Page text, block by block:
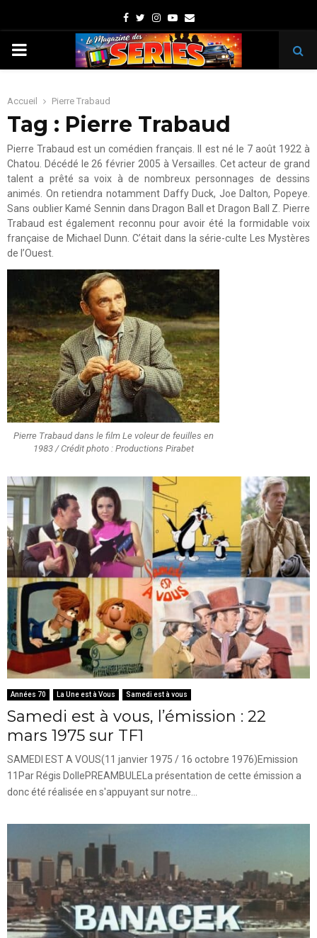
Facebook
TwitterInstagram
Youtube
Email
PRIMARY
Accueil Pierre Trabaud
Tag : Pierre Trabaud
Pierre Trabaud est un comédien français. Il est né le 7 août 1922 à
Chatou. Décédé le 26 février 2005 à Versailles. Cet acteur de grand
talent a prêté sa voix à de nombreux personnages de dessins
animés. On retiendra notamment Daffy Duck, Joe Dalton, Popeye.
Sans oublier Kamé Sennin dans Dragon Ball et Dragon Ball Z. Pierre
Trabaud est également reconnu pour avoir été la formidable voix
française de Michael Dunn. C’était dans la série-culte Les Mystères
de l’Ouest.
Pierre Trabaud dans le film Le voleur de feuilles en
1983 / Crédit photo : Productions Pirabet
Années 70 La Une est à Vous Samedi est à vous
Samedi est à vous, l’émission : 22
mars 1975 sur TF1
SAMEDI EST A VOUS(11 janvier 1975 / 16 octobre 1976)Emission
11Par Régis DollePREAMBULELa présentation de cette émission a
donc été réalisée en s'appuyant sur notre...